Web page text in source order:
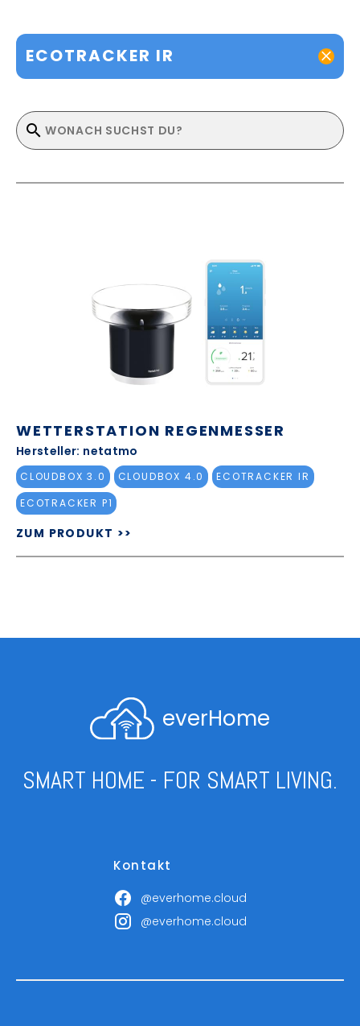
ECOTRACKER IR
WETTERSTATION REGENMESSER
Hersteller: netatmo
CLOUDBOX 3.0 CLOUDBOX 4.0
ECOTRACKER IR
ECOTRACKER P1
ZUM PRODUKT >>
everHome
SMART HOME - FOR SMART LIVING.
Kontakt
@everhome.cloud
@everhome.cloud